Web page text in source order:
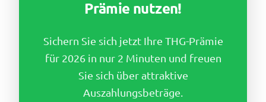
Prämie nutzen!
Sichern Sie sich jetzt Ihre THG-Prämie
für 2026 in nur 2 Minuten und freuen
Sie sich über attraktive
Auszahlungsbeträge.